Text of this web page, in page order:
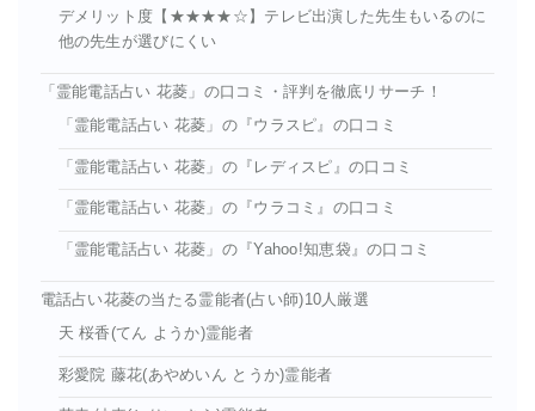
デメリット度【★★★★☆】テレビ出演した先生もいるのに
他の先生が選びにくい
「霊能電話占い 花菱」の口コミ・評判を徹底リサーチ！
「霊能電話占い 花菱」の『ウラスピ』の口コミ
「霊能電話占い 花菱」の『レディスピ』の口コミ
「霊能電話占い 花菱」の『ウラコミ』の口コミ
「霊能電話占い 花菱」の『Yahoo!知恵袋』の口コミ
電話占い花菱の当たる霊能者(占い師)10人厳選
天 桜香(てん ようか)霊能者
彩愛院 藤花(あやめいん とうか)霊能者